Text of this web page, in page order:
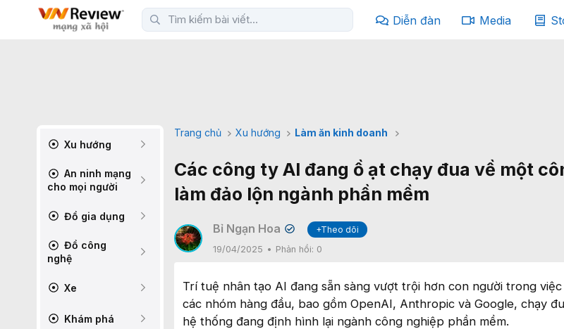
Diễn đàn Media
Xu hướng
An ninh mạng
cho mọi người
Đồ gia dụng
Đồ công
nghệ
Xe
Khám phá
Trang chủ Xu hướng Làm ăn kinh doanh
Các công ty AI đang ồ ạt chạy đua về một
làm đảo lộn ngành phần mềm
Bỉ Ngạn Hoa ✔
+Theo dõi
19/04/2025
Phản hồi: 0
Trí tuệ nhân tạo AI đang sẵn sàng vượt trội hơn con người trong
các nhóm hàng đầu, bao gồm OpenAI, Anthropic và Google, chạy
hệ thống đang định hình lại ngành công nghiệp phần mềm.